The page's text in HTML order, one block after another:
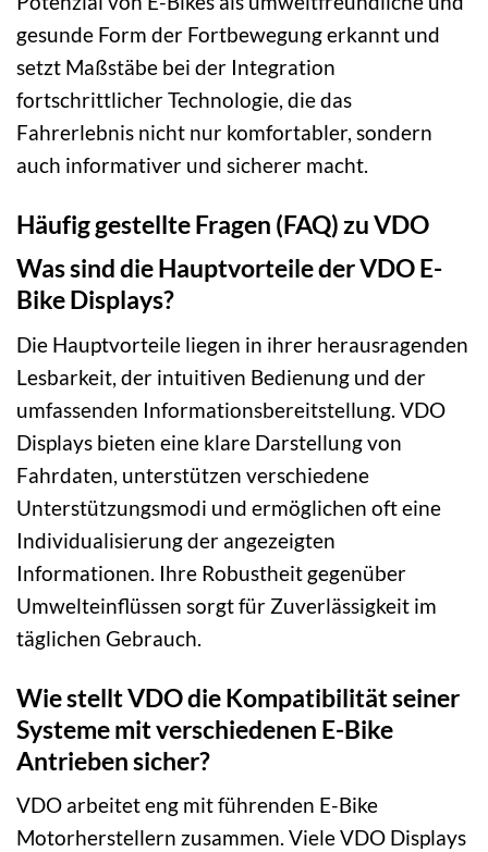
gesunde Form der Fortbewegung erkannt und
setzt Maßstäbe bei der Integration
fortschrittlicher Technologie, die das
Fahrerlebnis nicht nur komfortabler, sondern
auch informativer und sicherer macht.
Häufig gestellte Fragen (FAQ) zu VDO
Was sind die Hauptvorteile der VDO E-
Bike Displays?
Die Hauptvorteile liegen in ihrer herausragenden
Lesbarkeit, der intuitiven Bedienung und der
umfassenden Informationsbereitstellung. VDO
Displays bieten eine klare Darstellung von
Fahrdaten, unterstützen verschiedene
Unterstützungsmodi und ermöglichen oft eine
Individualisierung der angezeigten
Informationen. Ihre Robustheit gegenüber
Umwelteinflüssen sorgt für Zuverlässigkeit im
täglichen Gebrauch.
Wie stellt VDO die Kompatibilität seiner
Systeme mit verschiedenen E-Bike
Antrieben sicher?
VDO arbeitet eng mit führenden E-Bike
Motorherstellern zusammen. Viele VDO Displays